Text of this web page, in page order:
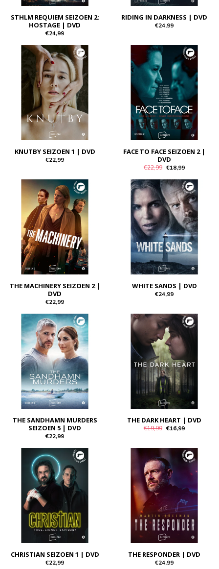
STHLM REQUIEM SEIZOEN 2:
HOSTAGE | DVD
€24,99
RIDING IN DARKNESS | DVD
€24,99
KNUTBY SEIZOEN 1 | DVD
€22,99
FACE TO FACE SEIZOEN 2 |
DVD
€22,99 €18,99
THE MACHINERY SEIZOEN 2 |
DVD
€22,99
WHITE SANDS | DVD
€24,99
THE SANDHAMN MURDERS
SEIZOEN 5 | DVD
€22,99
THE DARK HEART | DVD
€19,99 €16,99
CHRISTIAN SEIZOEN 1 | DVD
€22,99
THE RESPONDER | DVD
€24,99